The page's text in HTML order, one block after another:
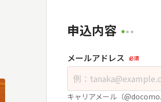
申込内容
メールアドレス 必須
キャリアメール（